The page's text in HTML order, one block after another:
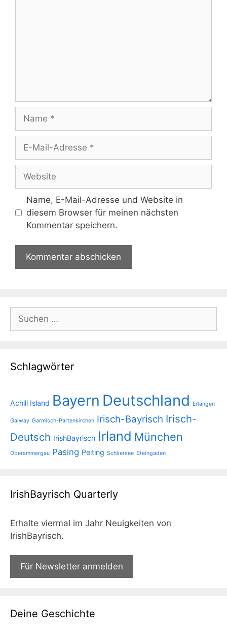
Name
Adresse
Website
Name, E-Mail-Adresse und Website in
diesem Browser für meinen nächsten
Kommentar speichern.
nach:
Schlagwörter
Achill Island Bayern Deutschland Erlangen
Galway Garmisch-Partenkirchen Irisch-Bayrisch Irisch-
Deutsch IrishBayrisch Irland München
Oberammergau Pasing Peiting Schliersee Steingaden
IrishBayrisch Quarterly
Erhalte viermal im Jahr Neuigkeiten von
IrishBayrisch.
Für Newsletter anmelden
Deine Geschichte